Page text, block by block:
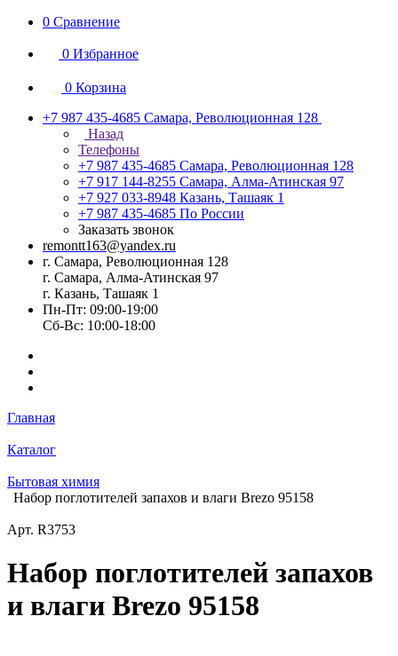
0 Сравнение
0 Избранное
0 Корзина
+7 987 435-4685 Самара, Революционная 128
Назад
Телефоны
+7 987 435-4685 Самара, Революционная 128
+7 917 144-8255 Самара, Алма-Атинская 97
+7 927 033-8948 Казань, Ташаяк 1
+7 987 435-4685 По России
Заказать звонок
remontt163@yandex.ru
г. Самара, Революционная 128
г. Самара, Алма-Атинская 97
г. Казань, Ташаяк 1
Пн-Пт: 09:00-19:00
Сб-Вс: 10:00-18:00
Главная
Каталог
Бытовая химия
Набор поглотителей запахов и влаги Brezo 95158
Арт. R3753
Набор поглотителей запахов
и влаги Brezo 95158